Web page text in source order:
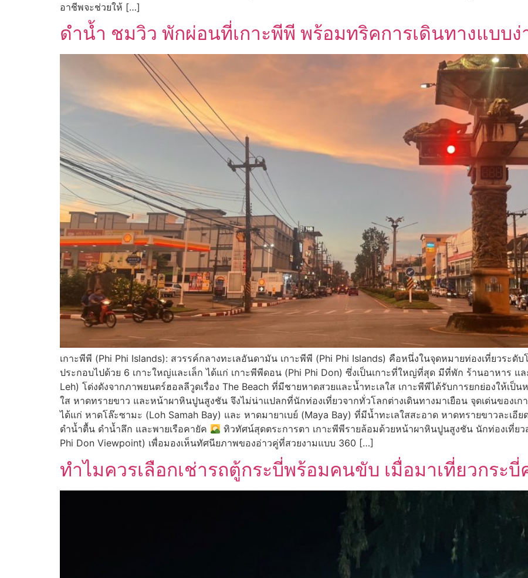
อาชีพจะช่วยให้ […]
ดำน้ำ ชมวิว พักผ่อนที่เกาะพีพี พร้อมทริคการเดินทางแบบง่
เกาะพีพี (Phi Phi Islands): สวรรค์กลางทะเลอันดามัน เกาะพีพี (Phi Phi Islands) คือหนึ่งในจุดหมายท่องเที่ยวระดั
ประกอบไปด้วย 6 เกาะใหญ่และเล็ก ได้แก่ เกาะพีพีดอน (Phi Phi Don) ซึ่งเป็นเกาะที่ใหญ่ที่สุด มีที่พัก ร้านอาหาร แ
Leh) โด่งดังจากภาพยนตร์ฮอลลีวูดเรื่อง The Beach ที่มีชายหาดสวยและน้ำทะเลใส เกาะพีพีได้รับการยกย่องให้เป็
ใส หาดทรายขาว และหน้าผาหินปูนสูงชัน จึงไม่น่าแปลกที่นักท่องเที่ยวจากทั่วโลกต่างเดินทางมาเยือน จุดเด่นของเก
ได้แก่ หาดโล๊ะซามะ (Loh Samah Bay) และ หาดมายาเบย์ (Maya Bay) ที่มีน้ำทะเลใสสะอาด หาดทรายขาวละเอี
ดำน้ำตื้น ดำน้ำลึก และพายเรือคายัค
ทิวทัศน์สุดตระการตา เกาะพีพีรายล้อมด้วยหน้าผาหินปูนสูงชัน นักท่องเที่ย
Phi Don Viewpoint) เพื่อมองเห็นทัศนียภาพของอ่าวคู่ที่สวยงามแบบ 360 […]
ทำไมควรเลือกเช่ารถตู้กระบี่พร้อมคนขับ เมื่อมาเที่ยวกระบี่